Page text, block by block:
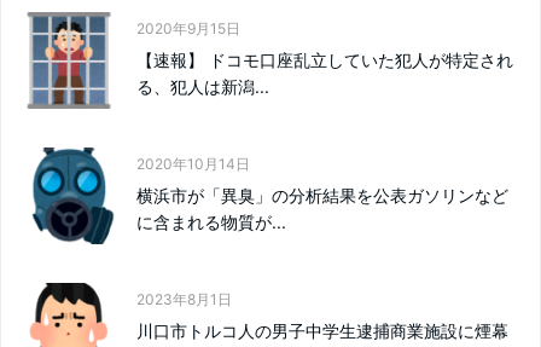
2020年9月15日
【速報】 ドコモ口座乱立していた犯人が特定され
る、犯人は新潟...
2020年10月14日
横浜市が「異臭」の分析結果を公表ガソリンなど
に含まれる物質が...
2023年8月1日
川口市トルコ人の男子中学生逮捕商業施設に煙幕